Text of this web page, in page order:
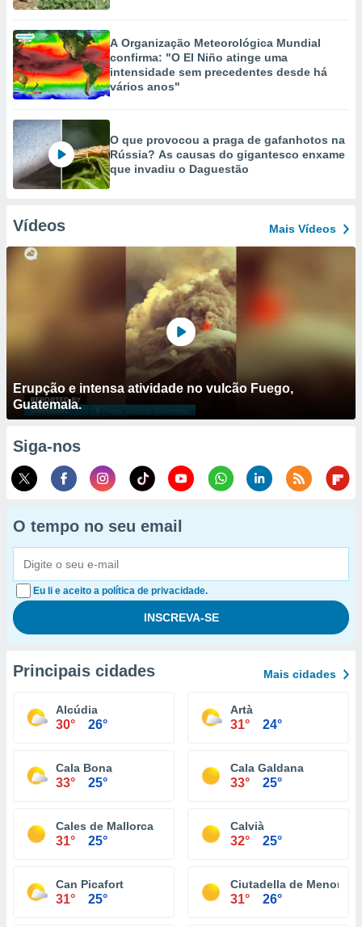
A Organização Meteorológica Mundial
confirma: "O El Niño atinge uma
intensidade sem precedentes desde há
vários anos"
O que provocou a praga de gafanhotos na
Rússia? As causas do gigantesco enxame
que invadiu o Daguestão
Vídeos Mais Vídeos
Erupção e intensa atividade no vulcão Fuego,
Guatemala.
Siga-nos
O tempo no seu email
Eu li e aceito a política de privacidade.
Principais cidades Mais cidades
Alcúdia
30° 26°
Artà
31° 24°
Cala Bona
33° 25°
Cala Galdana
33° 25°
Cales de Mallorca
31° 25°
Calvià
32° 25°
Can Picafort
31° 25°
Ciutadella de Menorca
31° 26°